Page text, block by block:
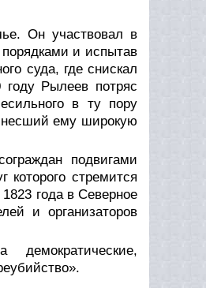
Он участвовал в
и испытав
суда, где снискал
году Рылеев потряс
в ту пору
ему широкую
подвигами
стремится
года в Северное
и организаторов